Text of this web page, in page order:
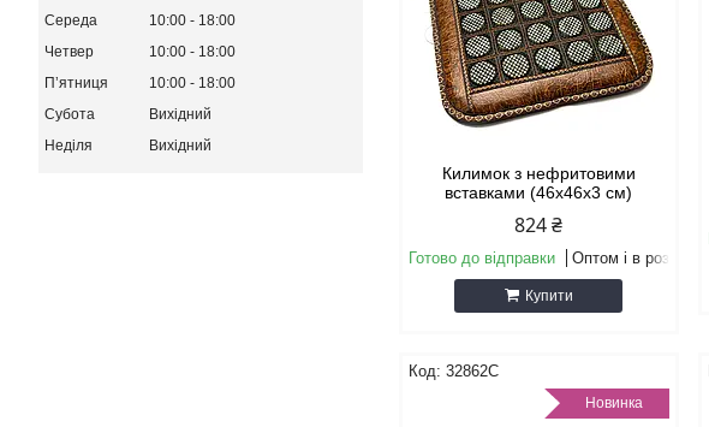
Килимок з нефритовими
вставками (46х46х3 см)
824 ₴
Готово до відправки Оптом і в роздріб
Купити
32862C
Новинка
Середа
10:00
18:00
Четвер
10:00
18:00
Пʼятниця
10:00
18:00
Субота
Вихідний
Неділя
Вихідний